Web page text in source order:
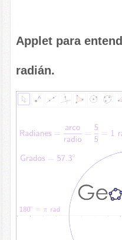
Applet para
radián.